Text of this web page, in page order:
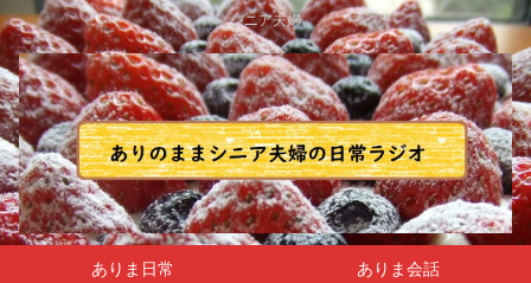
シニア夫婦
ありま日常 ありま会話